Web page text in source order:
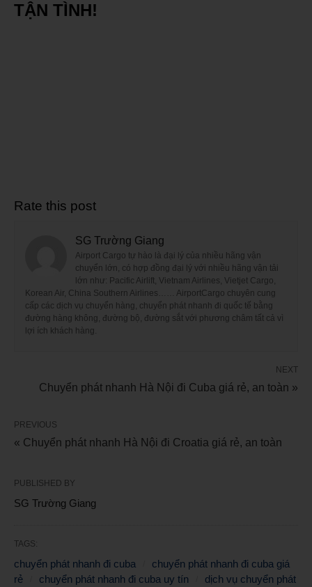
TẬN TÌNH!
Rate this post
SG Trường Giang
Airport Cargo tự hào là đại lý của nhiều hãng vận
chuyển lớn, có hợp đồng đại lý với nhiều hãng vận tải
lớn như: Pacific Airlift, Vietnam Airlines, Vietjet Cargo,
Korean Air, China Southern Airlines…… AirportCargo chuyên cung
cấp các dịch vụ chuyển hàng, chuyển phát nhanh đi quốc tế bằng
đường hàng không, đường bộ, đường sắt với phương châm tất cả vì
lợi ích khách hàng.
NEXT
Chuyển phát nhanh Hà Nội đi Cuba giá rẻ, an toàn »
PREVIOUS
« Chuyển phát nhanh Hà Nội đi Croatia giá rẻ, an toàn
PUBLISHED BY
SG Trường Giang
TAGS:
chuyển phát nhanh đi cuba
chuyển phát nhanh đi cuba giá
rẻ
chuyển phát nhanh đi cuba uy tín
dịch vụ chuyển phát